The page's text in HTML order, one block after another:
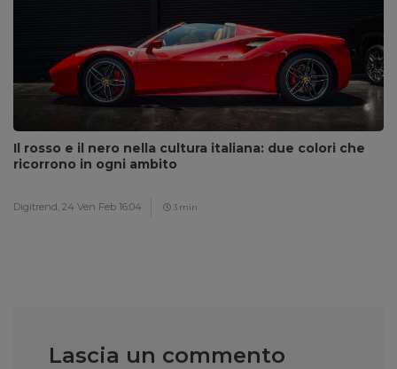
Il rosso e il nero nella cultura italiana: due colori che
ricorrono in ogni ambito
Digitrend, 24 Ven Feb 16:04 3 min
Lascia un commento